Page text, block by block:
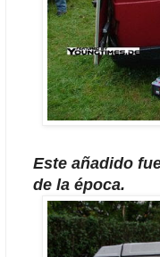
Este añadido
de la época.